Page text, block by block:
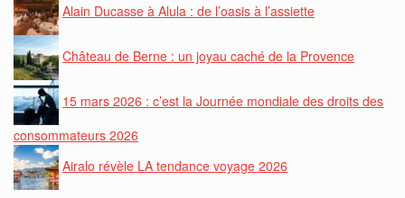
Alain Ducasse à Alula : de l’oasis à l’assiette
Château de Berne : un joyau caché de la Provence
15 mars 2026 : c’est la Journée mondiale des droits des
consommateurs 2026
Airalo révèle LA tendance voyage 2026